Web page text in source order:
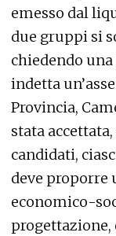
emesso dal
due gruppi si
chiedendo
indetta
Provincia,
stata
candidati,
deve proporre
economico-
progettazione,